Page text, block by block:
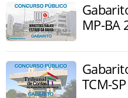
MP-BA
TCM-